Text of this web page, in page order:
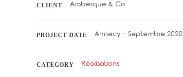
CLIENT Arabesque & Co
PROJECT DATE Annecy - Septembre 2020
CATEGORY Réalisations